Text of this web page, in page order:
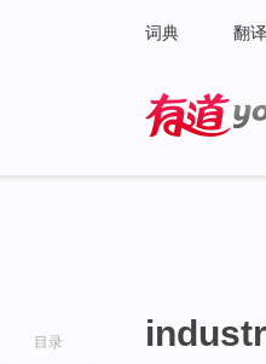
词典 翻译
目录